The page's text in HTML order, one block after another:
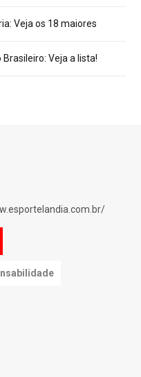
Veja os 18 maiores
Veja a lista!